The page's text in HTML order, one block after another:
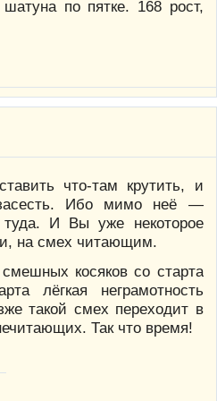
по пятке. 168 рост,
что-там крутить, и
Ибо мимо неё —
туда. И Вы уже некоторое
на смех читающим.
косяков со старта
лёгкая неграмотность
такой смех переходит в
Так что время!